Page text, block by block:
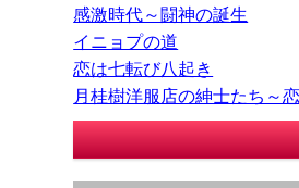
感激時代～闘神の誕生
イニョプの道
恋は七転び八起き
月桂樹洋服店の紳士たち～